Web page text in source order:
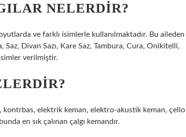
NELERDIR?
ve farklı isimlerle kullanılmaktadır. Bu aileden
Divan Sazı, Kare Saz, Tambura, Cura, Onikitelli,
verilmiştir.
kontrbas, elektrik keman, elektro-akustik keman, çello
en sık çalınan çalgı kemandır.